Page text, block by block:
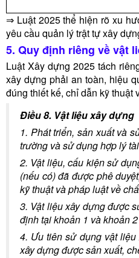
⇒ Luật 2025 thể hiện rõ xu
yêu cầu quản lý trật tự xây
5. Quy định riêng về vật
Luật Xây dựng 2025 tách
xây dựng phải an toàn, hiệu
đúng thiết kế, chỉ dẫn kỹ thuật
Điều 8. Vật liệu xây dựng
1. Phát triển, sản xuất và
trường và sử dụng hợp lý
2. Vật liệu, cấu kiện sử
(nếu có) đã được phê
kỹ thuật và pháp luật về
3. Vật liệu xây dựng được
định tại khoản 1 và khoản
4. Ưu tiên sử dụng vật
xây dựng được sản xuất,